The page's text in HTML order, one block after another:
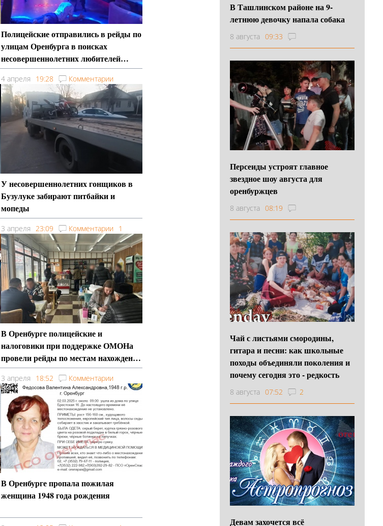
Полицейские отправились в рейды по
улицам Оренбурга в поисках
несовершеннолетних любителей
поздних прогулок
4 апреля 19:28 Комментарии
У несовершеннолетних гонщиков в
Бузулуке забирают питбайки и
мопеды
3 апреля 23:09 Комментарии 1
В Оренбурге полицейские и
налоговики при поддержке ОМОНа
провели рейды по местам нахождения
мигрантов
3 апреля 18:52 Комментарии
В Оренбурге пропала пожилая
женщина 1948 года рождения
В Ташлинском районе на 9-
летнюю девочку напала собака
8 августа 09:33
Персеиды устроят главное
звездное шоу августа для
оренбуржцев
8 августа 08:19
Чай с листьями смородины,
гитара и песни: как школьные
походы объединяли поколения и
почему сегодня это - редкость
8 августа 07:52 2
Девам захочется всё